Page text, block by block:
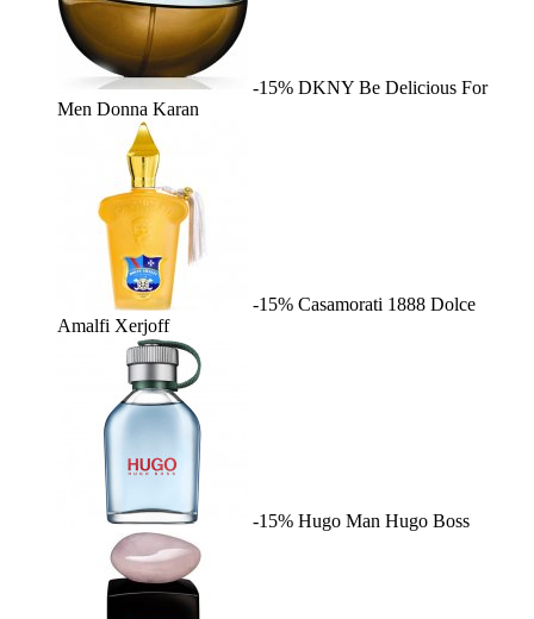
-15% DKNY Be Delicious For
Men Donna Karan
-15% Casamorati 1888 Dolce
Amalfi Xerjoff
-15% Hugo Man Hugo Boss